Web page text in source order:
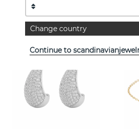
Se flere varer
Change country
Continue to